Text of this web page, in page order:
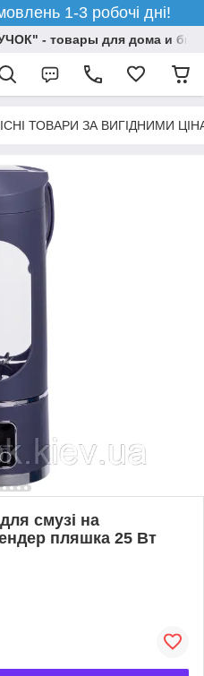
1-3 робочі дні!
- товары для дома и
ТОВАРИ ЗА ВИГІДНИМИ
смузі на
пляшка 25 Вт